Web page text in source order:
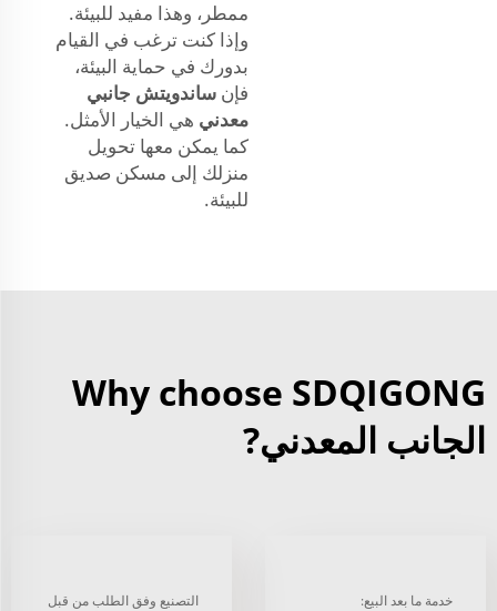
ممطر، وهذا مفيد للبيئة.
وإذا كنت ترغب في القيام
بدورك في حماية البيئة،
فإن ساندويتش جانبي
معدني هي الخيار الأمثل.
كما يمكن معها تحويل
منزلك إلى مسكن صديق
للبيئة.
Why choose SDQIGONG
الجانب المعدني?
خدمة ما بعد البيع:
التصنيع وفق الطلب من قبل